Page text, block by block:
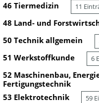
46 Tiermedizin 11
48 Land- und
50 Technik allgemein
51 Werkstoffkunde 6
52 Maschinenbau,
Fertigungstechnik
53 Elektrotechnik 59